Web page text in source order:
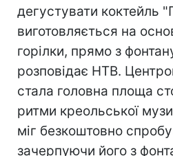
дегустувати коктейль
виготовляється на
горілки, прямо з
розповідає НТВ.
стала головна площа
ритми креольської
міг безкоштовно
зачерпуючи його з